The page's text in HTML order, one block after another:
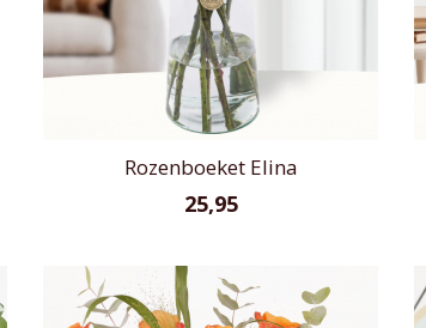
Rozenboeket Elina
25,95